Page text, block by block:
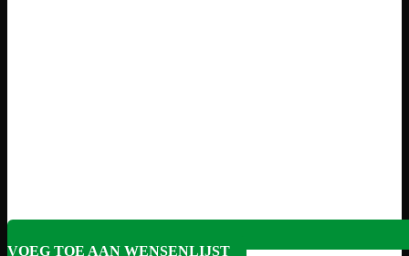
VOEG TOE AAN WENSENLIJST